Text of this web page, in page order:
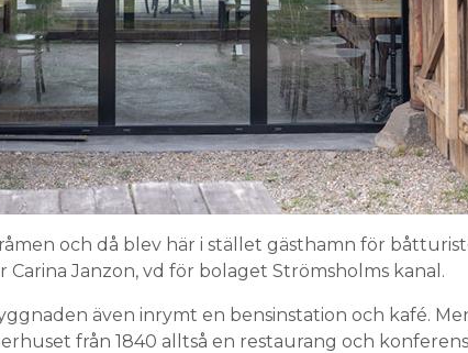
och då blev här i stället gästhamn för
Carina Janzon, vd för bolaget Strömsholms kanal.
även inrymt en bensinstation och kafé.
från 1840 alltså en restaurang och